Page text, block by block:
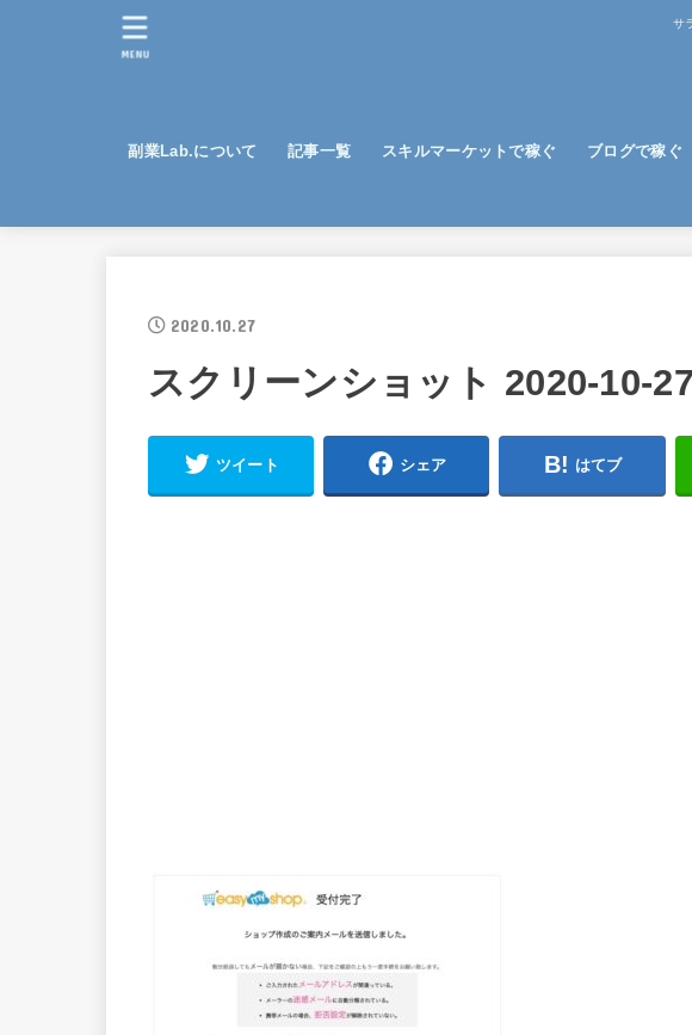
サ
副業Lab.について 記事一覧 スキルマーケットで稼ぐ ブログで稼ぐ
アフィリエイ
MENU
2020.10.27
スクリーンショット 2020-10-
ツイート シェア はてブ